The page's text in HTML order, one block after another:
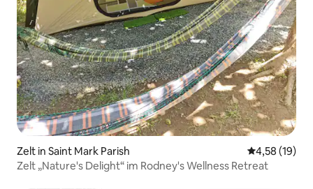
Zelt in Saint Mark Parish
4,58 (19)
Zelt „Nature's Delight“ im Rodney's Wellness Retreat